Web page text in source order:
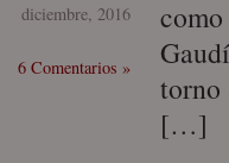
diciembre, 2016
6 Comentarios »
torno
[…]